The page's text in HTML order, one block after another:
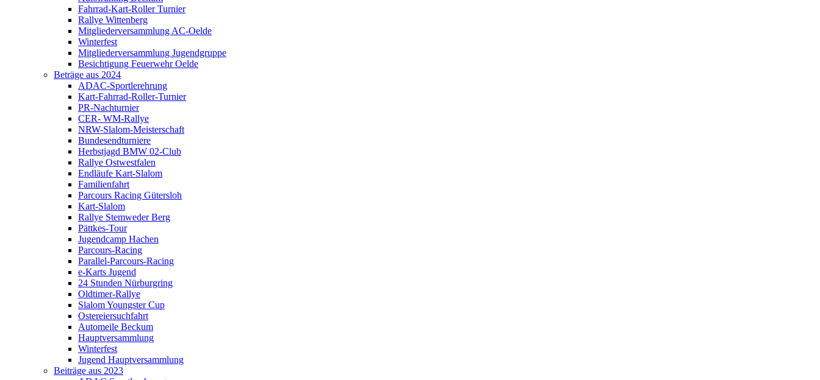
Fahrrad-Kart-Roller Turnier
Rallye Wittenberg
Mitgliederversammlung AC-Oelde
Winterfest
Mitgliederversammlung Jugendgruppe
Besichtigung Feuerwehr Oelde
Beträge aus 2024
ADAC-Sportlerehrung
Kart-Fahrrad-Roller-Turnier
PR-Nachturnier
CER- WM-Rallye
NRW-Slalom-Meisterschaft
Bundesendturniere
Herbstjagd BMW 02-Club
Rallye Ostwestfalen
Endläufe Kart-Slalom
Familienfahrt
Parcours Racing Gütersloh
Kart-Slalom
Rallye Stemweder Berg
Pättkes-Tour
Jugendcamp Hachen
Parcours-Racing
Parallel-Parcours-Racing
e-Karts Jugend
24 Stunden Nürburgring
Oldtimer-Rallye
Slalom Youngster Cup
Ostereiersuchfahrt
Automeile Beckum
Hauptversammlung
Winterfest
Jugend Hauptversammlung
Beiträge aus 2023